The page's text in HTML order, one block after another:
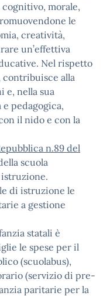
morale,
le
creatività,
un’effettiva
Nel rispetto
alla
e, nella sua
pedagogica,
il nido e con la
n.89 del
scuola
di istruzione le
a gestione
statali è
le spese per il
(scuolabus),
(servizio di pre-
paritarie per la